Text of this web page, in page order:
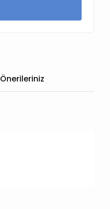
Önerileriniz